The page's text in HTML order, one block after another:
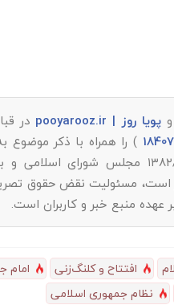
وپویا روز | pooyarooz.ir
در
) را همراه با ذکر موضوع
مسئولیت نقض حقوق
عهده منبع خبر و کاربران است.
افتتاح و کلنگ‌زنی امام
نظام جمهوری اسلامی